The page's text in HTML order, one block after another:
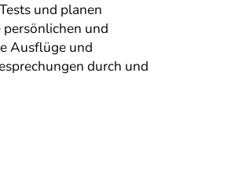
und planen
persönlichen und
Ausflüge und
durch und